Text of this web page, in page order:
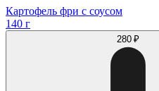
Картофель фри с соусом
140 г
280 ₽